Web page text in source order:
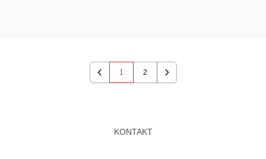
Previous
1 2
Next
KONTAKT